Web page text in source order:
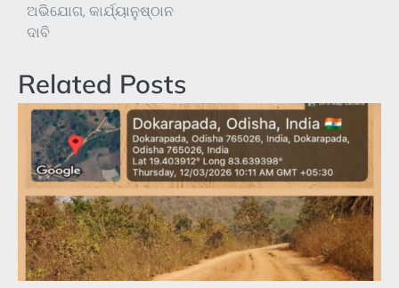
ଅଭିଯୋଗ, କାର୍ଯ୍ୟାନୁଷ୍ଠାନ
ଦାବି
Related Posts